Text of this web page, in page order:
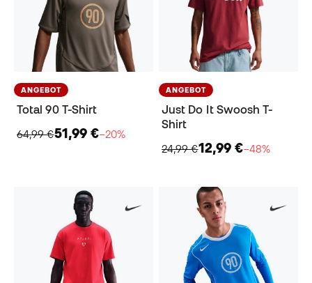
ANGEBOT
Total 90 T-Shirt
64,99 €51,99 €−20%
ANGEBOT
Just Do It Swoosh T-
Shirt
24,99 €12,99 €−48%